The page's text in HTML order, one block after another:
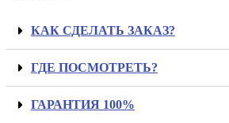
КАК СДЕЛАТЬ ЗАКАЗ?
ГДЕ ПОСМОТРЕТЬ?
ГАРАНТИЯ 100%